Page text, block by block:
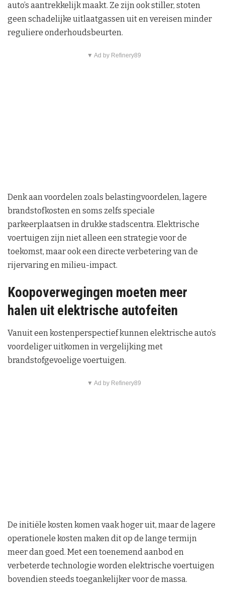
auto’s aantrekkelijk maakt. Ze zijn ook stiller, stoten
geen schadelijke uitlaatgassen uit en vereisen minder
reguliere onderhoudsbeurten.
▼ Ad by Refinery89
Denk aan voordelen zoals belastingvoordelen, lagere
brandstofkosten en soms zelfs speciale
parkeerplaatsen in drukke stadscentra. Elektrische
voertuigen zijn niet alleen een strategie voor de
toekomst, maar ook een directe verbetering van de
rijervaring en milieu-impact.
Koopoverwegingen moeten meer
halen uit elektrische autofeiten
Vanuit een kostenperspectief kunnen elektrische auto’s
voordeliger uitkomen in vergelijking met
brandstofgevoelige voertuigen.
▼ Ad by Refinery89
De initiële kosten komen vaak hoger uit, maar de lagere
operationele kosten maken dit op de lange termijn
meer dan goed. Met een toenemend aanbod en
verbeterde technologie worden elektrische voertuigen
bovendien steeds toegankelijker voor de massa.